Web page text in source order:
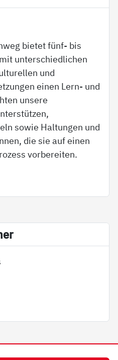
bietet fünf- bis
unterschiedlichen
und
einen Lern- und
unsere
sowie Haltungen und
die sie auf einen
vorbereiten.